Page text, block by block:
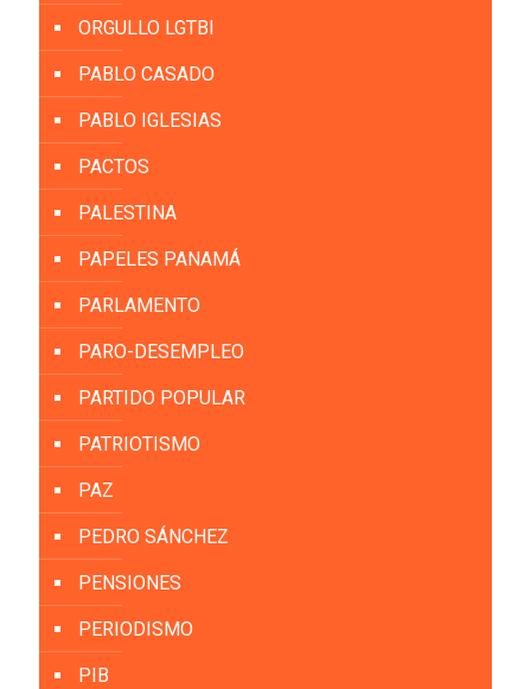
ORGULLO LGTBI
PABLO CASADO
PABLO IGLESIAS
PACTOS
PALESTINA
PAPELES PANAMÁ
PARLAMENTO
PARO-DESEMPLEO
PARTIDO POPULAR
PATRIOTISMO
PAZ
PEDRO SÁNCHEZ
PENSIONES
PERIODISMO
PIB